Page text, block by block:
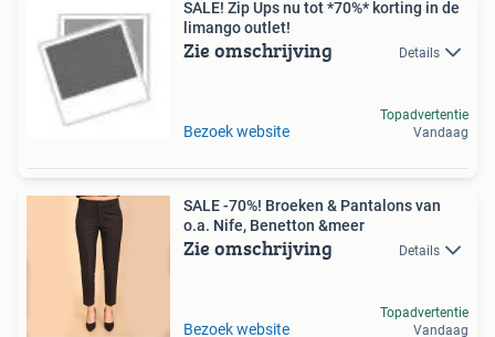
SALE! Zip Ups nu tot *70%* korting in de
limango outlet!
Zie omschrijving Details
Bezoek website
Topadvertentie
Vandaag
SALE -70%! Broeken & Pantalons van
o.a. Nife, Benetton &meer
Zie omschrijving Details
Bezoek website
Topadvertentie
Vandaag